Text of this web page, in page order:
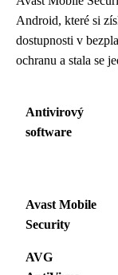
Android, které si
dostupnosti v
ochranu a stala se
Antivirový
software
Avast Mobile
Security
AVG